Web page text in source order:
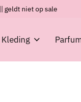
geldt niet op sale
Kleding